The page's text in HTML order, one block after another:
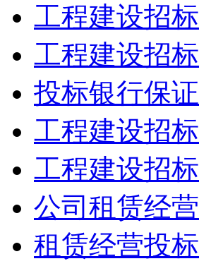
工程建设招
工程建设招
投标银行保
工程建设招
工程建设招
公司租赁经
租赁经营投